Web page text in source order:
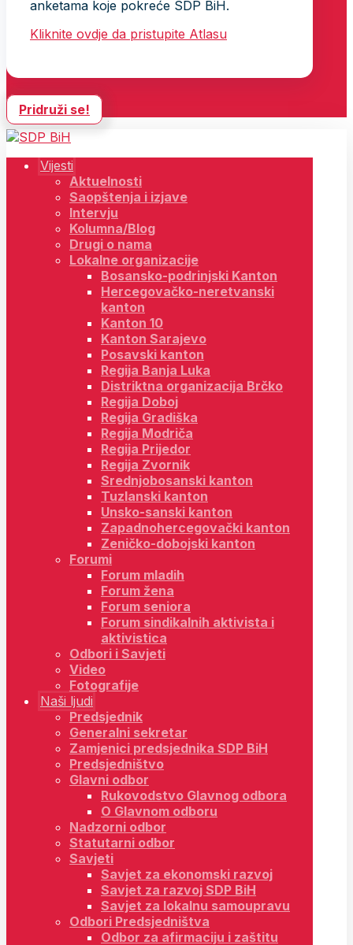
anketama koje pokreće SDP BiH.
Kliknite ovdje da pristupite Atlasu
Pridruži se!
Vijesti
Aktuelnosti
Saopštenja i izjave
Intervju
Kolumna/Blog
Drugi o nama
Lokalne organizacije
Bosansko-podrinjski Kanton
Hercegovačko-neretvanski
kanton
Kanton 10
Kanton Sarajevo
Posavski kanton
Regija Banja Luka
Distriktna organizacija Brčko
Regija Doboj
Regija Gradiška
Regija Modriča
Regija Prijedor
Regija Zvornik
Srednjobosanski kanton
Tuzlanski kanton
Unsko-sanski kanton
Zapadnohercegovački kanton
Zeničko-dobojski kanton
Forumi
Forum mladih
Forum žena
Forum seniora
Forum sindikalnih aktivista i
aktivistica
Odbori i Savjeti
Video
Fotografije
Naši ljudi
Predsjednik
Generalni sekretar
Zamjenici predsjednika SDP BiH
Predsjedništvo
Glavni odbor
Rukovodstvo Glavnog odbora
O Glavnom odboru
Nadzorni odbor
Statutarni odbor
Savjeti
Savjet za ekonomski razvoj
Savjet za razvoj SDP BiH
Savjet za lokalnu samoupravu
Odbori Predsjedništva
Odbor za afirmaciju i zaštitu